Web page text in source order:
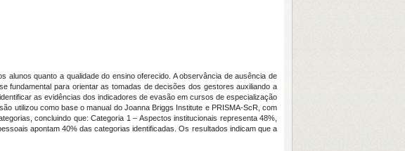
quanto a qualidade do ensino oferecido. A observância de ausência de
fundamental para orientar as tomadas de decisões dos gestores auxiliando a
as evidências dos indicadores de evasão em cursos de especialização
utilizou como base o manual do Joanna Briggs Institute e PRISMA-ScR, com
concluindo que: Categoria 1 – Aspectos institucionais representa 48%,
apontam 40% das categorias identificadas. Os resultados indicam que a